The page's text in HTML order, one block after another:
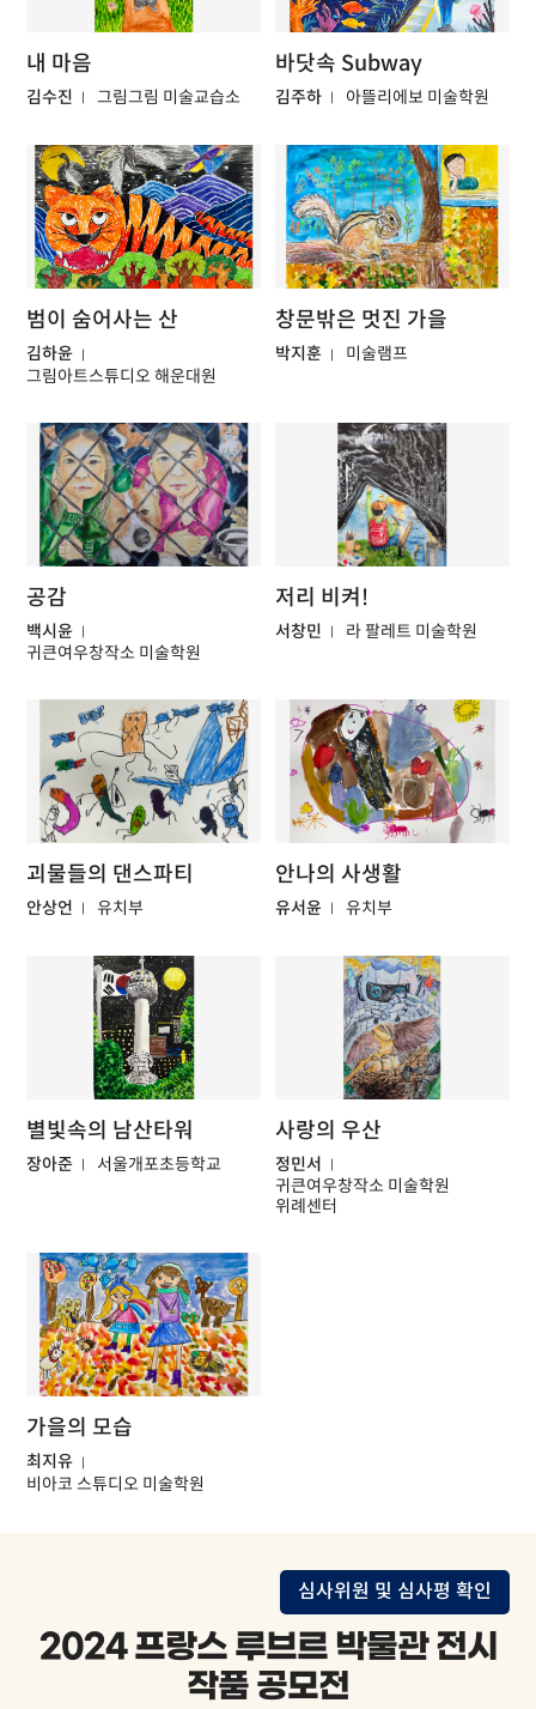
내 마음
김수진 그림그림 미술교습소
바닷속 Subway
김주하 아뜰리에보 미술학원
범이 숨어사는 산
김하윤
그림아트스튜디오 해운대원
창문밖은 멋진 가을
박지훈 미술램프
공감
백시윤
귀큰여우창작소 미술학원
저리 비켜!
서창민 라 팔레트 미술학원
괴물들의 댄스파티
안상언 유치부
안나의 사생활
유서윤 유치부
별빛속의 남산타워
장아준 서울개포초등학교
사랑의 우산
정민서
귀큰여우창작소 미술학원
위례센터
가을의 모습
최지유
비아코 스튜디오 미술학원
심사위원 및 심사평 확인
2024 프랑스 루브르 박물관 전시
작품 공모전